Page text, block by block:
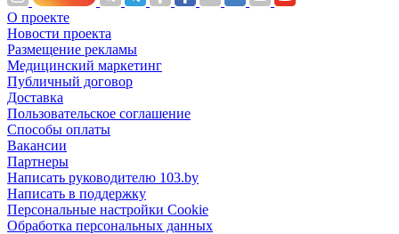
О проекте
Новости проекта
Размещение рекламы
Медицинский маркетинг
Публичный договор
Доставка
Пользовательское соглашение
Способы оплаты
Вакансии
Партнеры
Написать руководителю 103.by
Написать в поддержку
Персональные настройки Cookie
Обработка персональных данных